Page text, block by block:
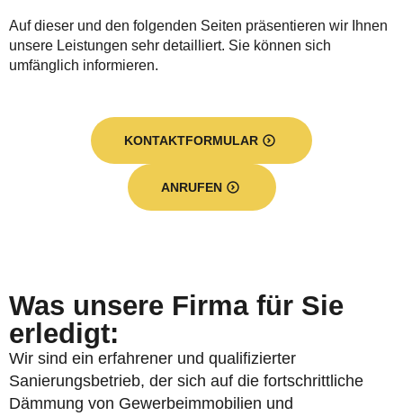
Auf dieser und den folgenden Seiten präsentieren wir Ihnen
unsere Leistungen sehr detailliert. Sie können sich
umfänglich informieren.
KONTAKTFORMULAR
ANRUFEN
Was unsere Firma für Sie
erledigt:
Wir sind ein erfahrener und qualifizierter
Sanierungsbetrieb, der sich auf die fortschrittliche
Dämmung von Gewerbeimmobilien und